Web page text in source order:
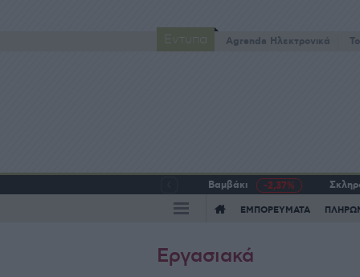
Έντυπα Agrenda Ηλεκτρονικά
Βαμβάκι -2,37%
ΕΜΠΟΡΕΥΜΑΤΑ
Εργασιακά